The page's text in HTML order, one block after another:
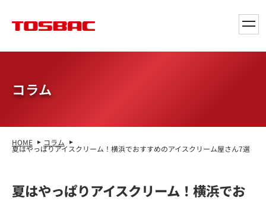
toggle
コラム
HOME コラム
夏はやっぱりアイスクリーム！横浜でおすすめのアイスクリーム屋さん7選
夏はやっぱりアイスクリーム！横浜でお